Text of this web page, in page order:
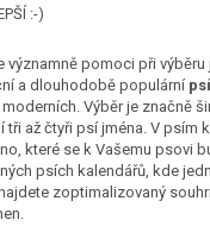
:-)
významně pomoci při
a dlouhodobě populární
Výběr je značně
tři až čtyři psí jména. V psím
které se k Vašemu psovi
psích kalendářů, kde
zoptimalizovaný